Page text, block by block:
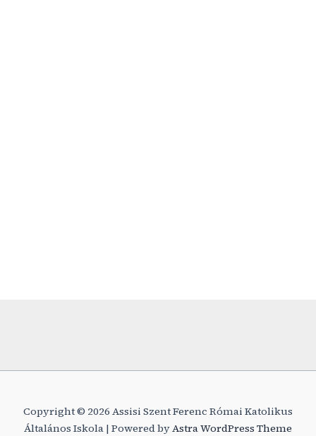
Copyright © 2026 Assisi Szent Ferenc Római Katolikus
Általános Iskola | Powered byAstra WordPress Theme